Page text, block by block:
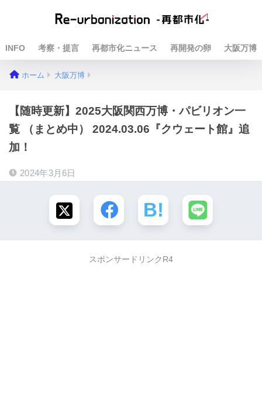
INFO 考察・提言 再都市化ニュース 再開発の卵 大阪万博
ホーム 大阪万博
【随時更新】2025大阪関西万博・パビリオン一
覧 （まとめ中） 2024.03.06『クウェート館』追
加！
2024年3月6日
スポンサードリンクR4